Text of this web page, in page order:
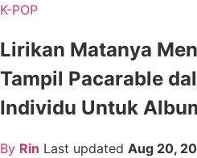
K-POP
Lirikan Matanya
Tampil Pacarable
Individu Untuk
By Rin Last updated Aug 20,